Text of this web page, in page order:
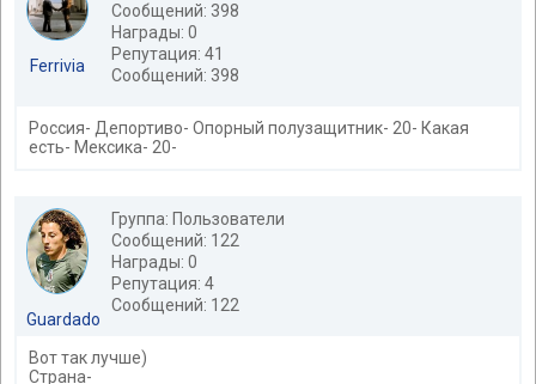
Ferrivia
Сообщений: 398
Награды: 0
Репутация: 41
Сообщений: 398
Россия- Депортиво- Опорный полузащитник- 20- Какая
есть- Мексика- 20-
Guardado
Группа: Пользователи
Сообщений: 122
Награды: 0
Репутация: 4
Сообщений: 122
Вот так лучше)
Страна-